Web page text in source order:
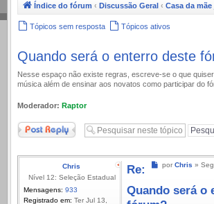
Índice do fórum ‹ Discussão Geral ‹ Casa da
Tópicos sem resposta Tópicos ativos
Quando será o enterro deste
Nesse espaço não existe regras, escreve-se o que
música além de ensinar aos novatos como participar do
Moderador: Raptor
Responder
Chris
Nível 12: Seleção Estadual
Mensagens: 933
Registrado em: Ter Jul 13,
Mensagem
por Chris »
Re:
Quando será o